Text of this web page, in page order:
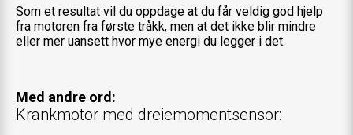
Som et resultat vil du oppdage at du får veldig god hjelp
fra motoren fra første tråkk, men at det ikke blir mindre
eller mer uansett hvor mye energi du legger i det.
Med andre ord:
Krankmotor med dreiemomentsensor: